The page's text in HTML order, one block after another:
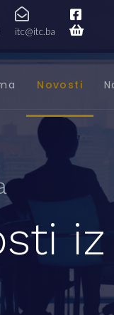
itc@itc.ba
Novosti